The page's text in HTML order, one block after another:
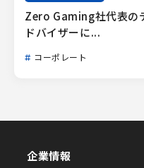
Zero Gaming社代表の
ドバイザーに...
コーポレート
企業情報